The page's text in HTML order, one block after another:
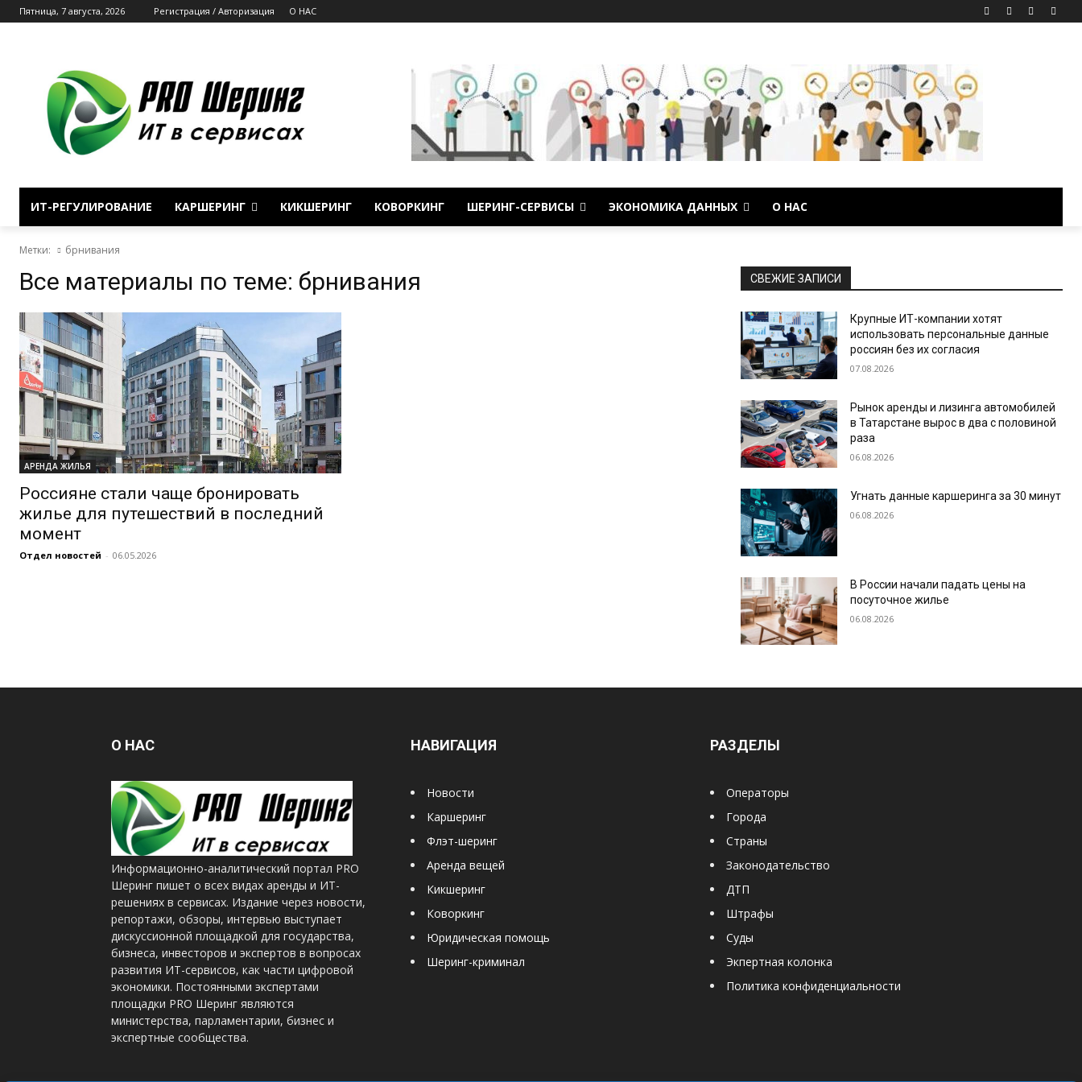
Пятница, 7 августа, 2026 Регистрация / Авторизация О НАС
ИТ-РЕГУЛИРОВАНИЕ КАРШЕРИНГ КИКШЕРИНГ КОВОРКИНГ ШЕРИНГ-СЕРВИСЫ ЭКОНОМИКА ДАННЫХ О НАС
Метки: брнивания
Все материалы по теме: брнивания
АРЕНДА ЖИЛЬЯ
Россияне стали чаще бронировать
жилье для путешествий в последний
момент
Отдел новостей - 06.05.2026
СВЕЖИЕ ЗАПИСИ
Крупные ИТ-компании хотят
использовать персональные данные
россиян без их согласия
07.08.2026
Рынок аренды и лизинга автомобилей
в Татарстане вырос в два с половиной
раза
06.08.2026
Угнать данные каршеринга за 30 минут
06.08.2026
В России начали падать цены на
посуточное жилье
06.08.2026
О НАС
Информационно-аналитический портал PRO
Шеринг пишет о всех видах аренды и ИТ-
решениях в сервисах. Издание через новости,
репортажи, обзоры, интервью выступает
дискуссионной площадкой для государства,
бизнеса, инвесторов и экспертов в вопросах
развития ИТ-сервисов, как части цифровой
экономики. Постоянными экспертами
площадки PRO Шеринг являются
министерства, парламентарии, бизнес и
экспертные сообщества.
НАВИГАЦИЯ
Новости
Каршеринг
Флэт-шеринг
Аренда вещей
Кикшеринг
Коворкинг
Юридическая помощь
Шеринг-криминал
РАЗДЕЛЫ
Операторы
Города
Страны
Законодательство
ДТП
Штрафы
Суды
Экпертная колонка
Политика конфиденциальности